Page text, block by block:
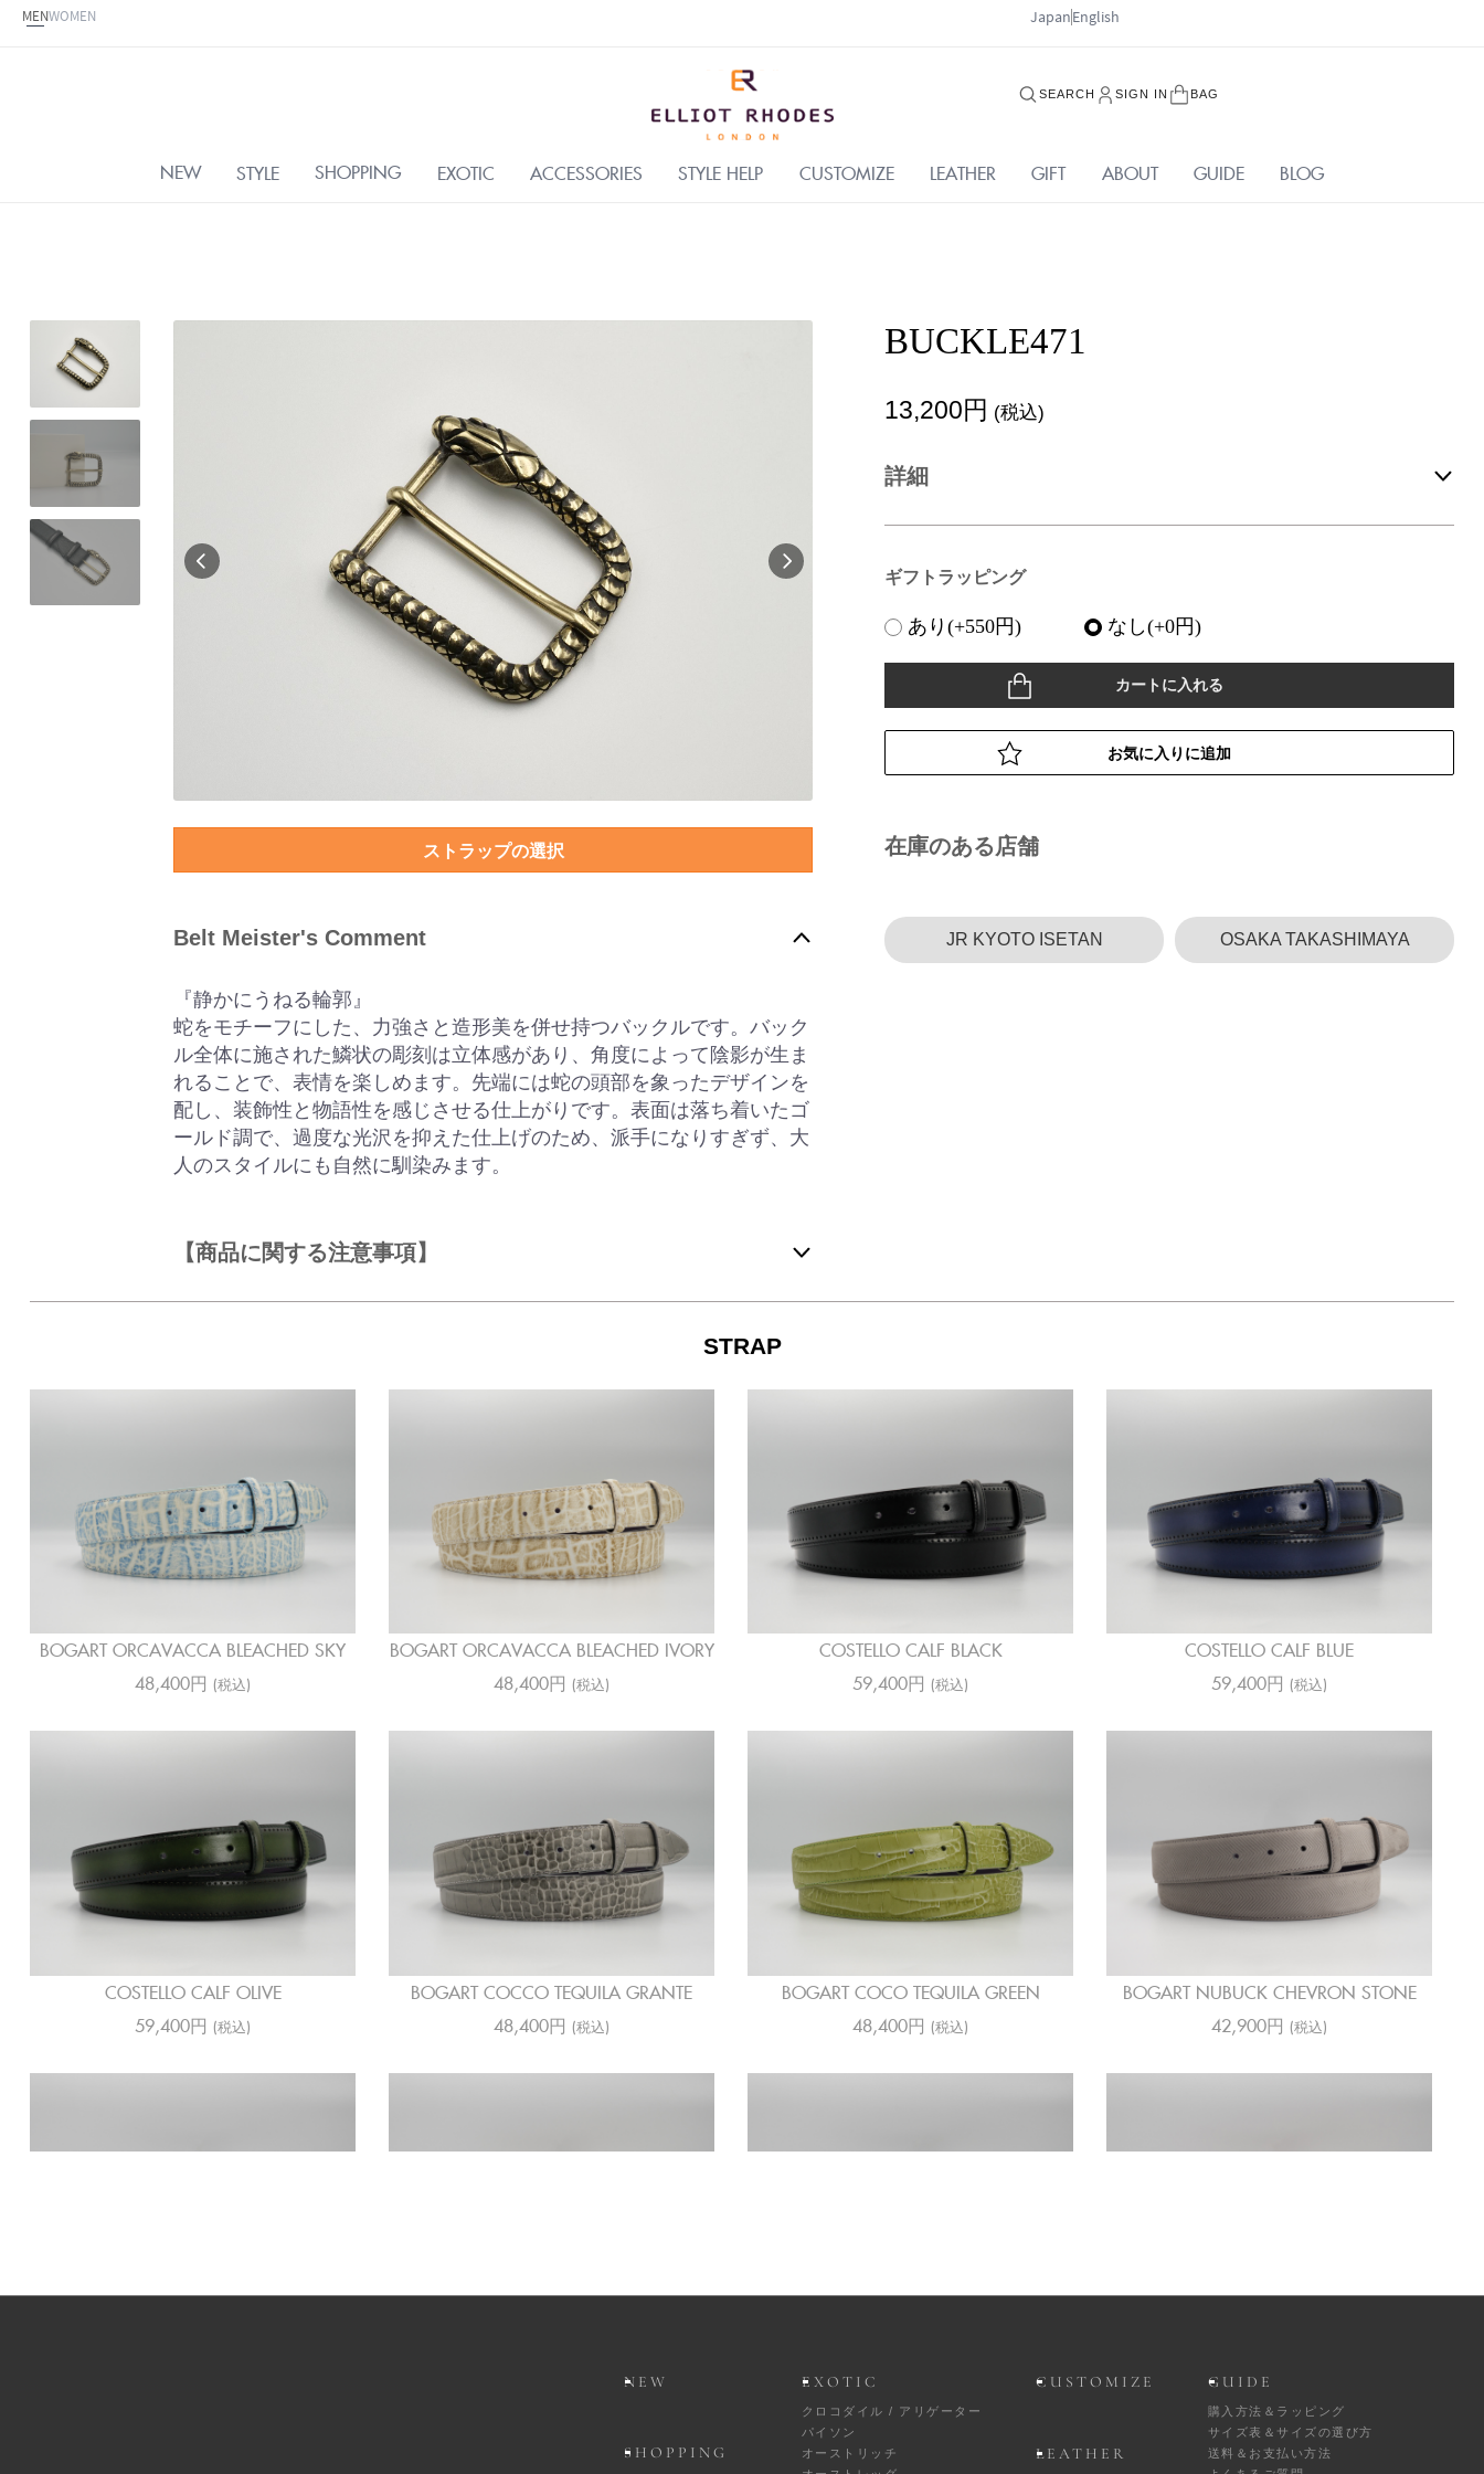
MENWOMEN JapanEnglish
SEARCH SIGN IN BAG
NEW STYLE SHOPPING EXOTIC ACCESSORIES STYLE HELP CUSTOMIZE LEATHER GIFT ABOUT GUIDE BLOG
ストラップの選択
Belt Meister's Comment
『静かにうねる輪郭』
蛇をモチーフにした、力強さと造形美を併せ持つバックルです。バック
ル全体に施された鱗状の彫刻は立体感があり、角度によって陰影が生ま
れることで、表情を楽しめます。先端には蛇の頭部を象ったデザインを
配し、装飾性と物語性を感じさせる仕上がりです。表面は落ち着いたゴ
ールド調で、過度な光沢を抑えた仕上げのため、派手になりすぎず、大
人のスタイルにも自然に馴染みます。
【商品に関する注意事項】
BUCKLE471
13,200円 (税込)
詳細
ギフトラッピング
なし(+0円)
あり(+550円)
カートに入れる
お気に入りに追加
在庫のある店舗
JR KYOTO ISETAN OSAKA TAKASHIMAYA
STRAP
BOGART ORCAVACCA BLEACHED SKY
48,400円 (税込)
BOGART ORCAVACCA BLEACHED IVORY
48,400円 (税込)
COSTELLO CALF BLACK
59,400円 (税込)
COSTELLO CALF BLUE
59,400円 (税込)
COSTELLO CALF OLIVE
59,400円 (税込)
BOGART COCCO TEQUILA GRANTE
48,400円 (税込)
BOGART COCO TEQUILA GREEN
48,400円 (税込)
BOGART NUBUCK CHEVRON STONE
42,900円 (税込)
38,500円
38,500円
NEW
SHOPPING
EXOTIC
クロコダイル / アリゲーター
パイソン
オーストリッチ
CUSTOMIZE
LEATHER
GUIDE
購入方法＆ラッピング
サイズ表＆サイズの選び方
送料＆お支払い方法